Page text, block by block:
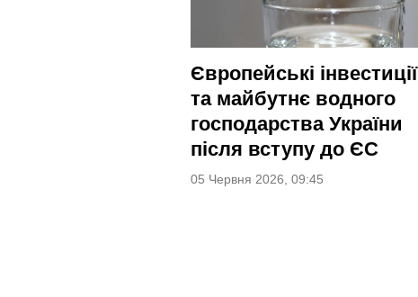
Європейські інвестиції
та майбутнє водного
господарства України
після вступу до ЄС
05 Червня 2026, 09:45